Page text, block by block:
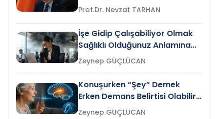
Prof.Dr. Nevzat TARHAN
İşe Gidip Çalışabiliyor Olmak
Sağlıklı Olduğunuz Anlamına
Gelir mi?Zeynep GÜÇLÜCAN
Konuşurken “Şey” Demek
Erken Demans Belirtisi Olabilir
mi?
Zeynep GÜÇLÜCAN